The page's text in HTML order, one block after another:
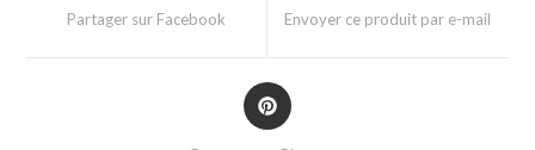
Partager sur Facebook Envoyer ce produit par e-mail